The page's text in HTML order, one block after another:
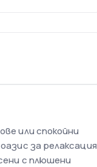
или спокойни
за релаксация
с плюшени